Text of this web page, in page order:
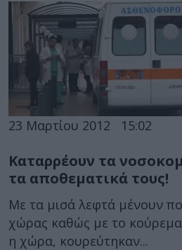
23 Μαρτίου 2012 15:02
Καταρρέουν τα
τα αποθεματικά τους!
Με τα μισά λεφτά μένουν
χώρας καθώς με το
η χώρα, κουρεύτηκαν...